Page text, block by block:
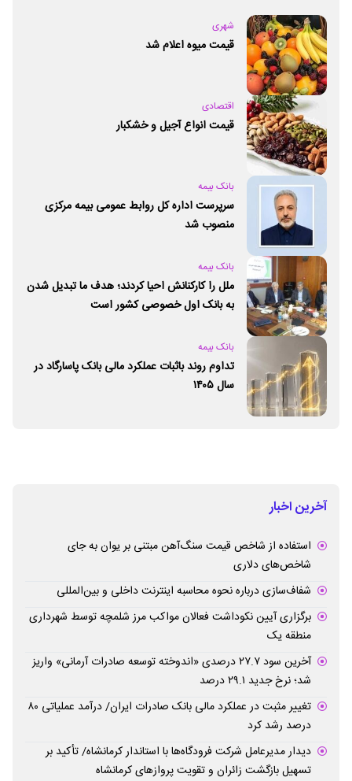
شهری
قیمت میوه اعلام شد
اقتصادی
قیمت انواع آجیل و خشکبار
بانک بیمه
سرپرست اداره کل روابط عمومی بیمه مرکزی
منصوب شد
بانک بیمه
ملل را کارکنانش احیا کردند؛ هدف ما تبدیل شدن
به بانک اول خصوصی کشور است
بانک بیمه
تداوم روند باثبات عملکرد مالی بانک پاسارگاد در
سال ۱۴۰۵
آخرین اخبار
استفاده از شاخص قیمت سنگ‌آهن مبتنی بر یوان به جای
شاخص‌های دلاری
شفاف‌سازی درباره نحوه محاسبه اینترنت داخلی و بین‌المللی
برگزاری آیین نکوداشت فعالان مواکب مرز شلمچه توسط شهرداری
منطقه یک
آخرین سود ۲۷.۷ درصدی «اندوخته توسعه صادرات آرمانی» واریز
شد؛ نرخ جدید ۲۹.۱ درصد
تغییر مثبت در عملکرد مالی بانک صادرات ایران/ درآمد عملیاتی ۸۰
درصد رشد کرد
دیدار مدیرعامل شرکت فرودگاه‌ها با استاندار کرمانشاه/ تأکید بر
تسهیل بازگشت زائران و تقویت پروازهای کرمانشاه